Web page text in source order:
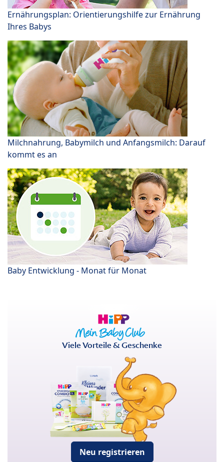
Ernährungsplan: Orientierungshilfe zur Ernährung
Ihres Babys
Milchnahrung, Babymilch und Anfangsmilch: Darauf
kommt es an
Baby Entwicklung - Monat für Monat
Viele Vorteile & Geschenke
Neu registrieren